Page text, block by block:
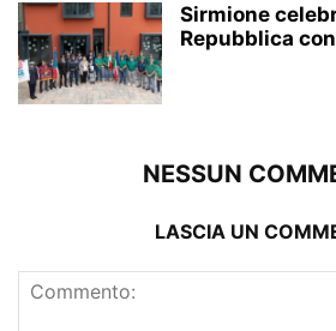
Sirmione
Repubblica
NESSUN
LASCIA UN